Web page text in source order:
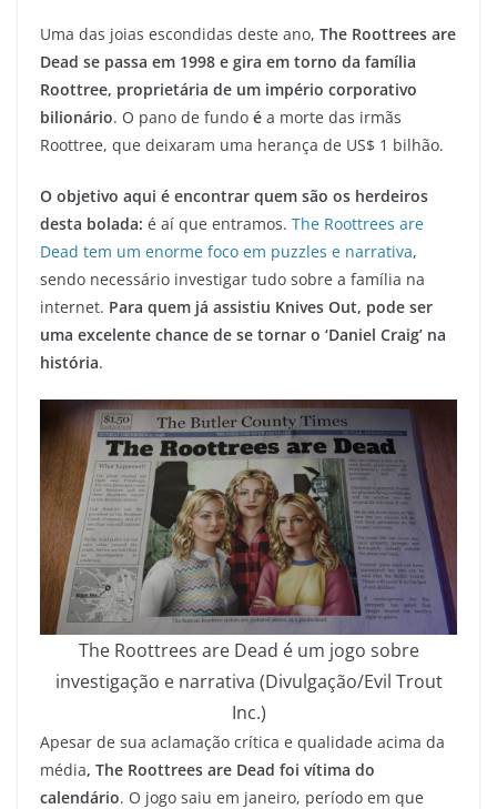
Uma das joias escondidas deste ano, The Roottrees are
Dead se passa em 1998 e gira em torno da família
Roottree, proprietária de um império corporativo
bilionário. O pano de fundo é a morte das irmãs
Roottree, que deixaram uma herança de US$ 1 bilhão.
O objetivo aqui é encontrar quem são os herdeiros
desta bolada: é aí que entramos. The Roottrees are
Dead tem um enorme foco em puzzles e narrativa,
sendo necessário investigar tudo sobre a família na
internet. Para quem já assistiu Knives Out, pode ser
uma excelente chance de se tornar o ‘Daniel Craig’ na
história.
The Roottrees are Dead é um jogo sobre
investigação e narrativa (Divulgação/Evil Trout
Inc.)
Apesar de sua aclamação crítica e qualidade acima da
média, The Roottrees are Dead foi vítima do
calendário. O jogo saiu em janeiro, período em que